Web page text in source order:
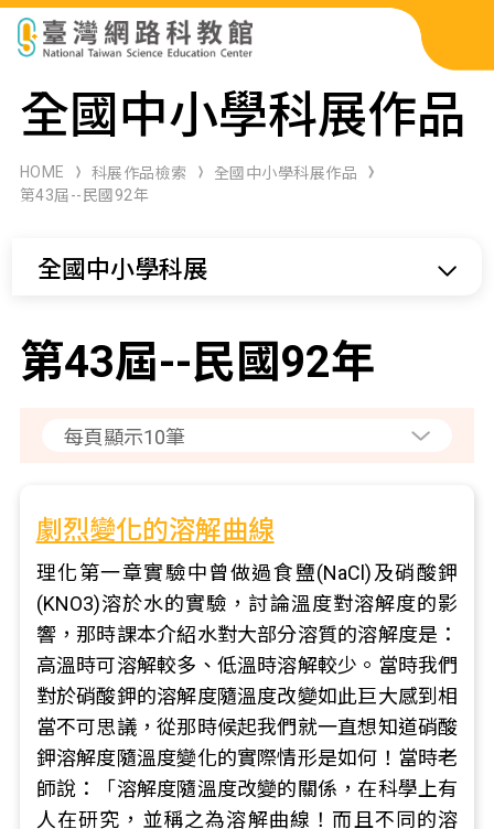
科展作品檢索
科學研習月刊
全國中小學科展作品
HOME 科展作品檢索
全國中小學科展作品
第43屆--民國92年
全國中小學科展
第43屆--民國92年
劇烈變化的溶解曲線
理化第一章實驗中曾做過食鹽(NaCl)及硝酸鉀
(KNO3)溶於水的實驗，討論溫度對溶解度的影
響，那時課本介紹水對大部分溶質的溶解度是：
高溫時可溶解較多、低溫時溶解較少。當時我們
對於硝酸鉀的溶解度隨溫度改變如此巨大感到相
當不可思議，從那時候起我們就一直想知道硝酸
鉀溶解度隨溫度變化的實際情形是如何！當時老
師說：「溶解度隨溫度改變的關係，在科學上有
人在研究，並稱之為溶解曲線！而且不同的溶